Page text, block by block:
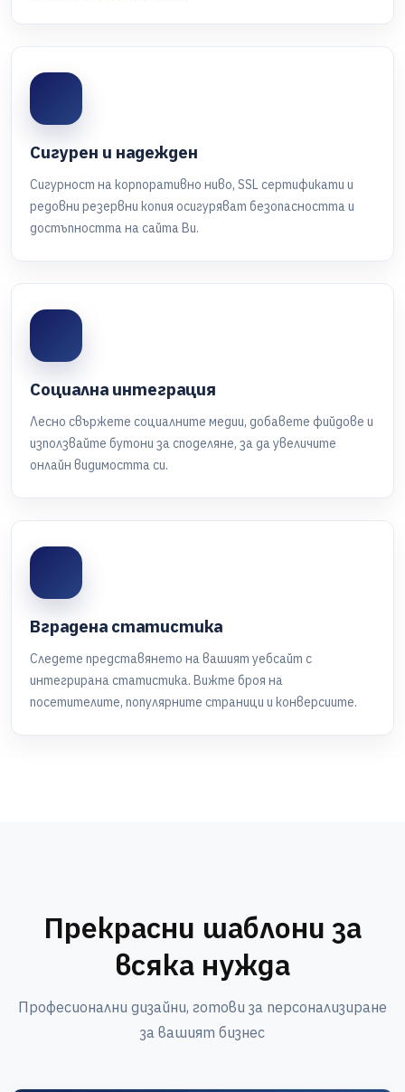
Сигурен и надежден
Сигурност на корпоративно ниво, SSL сертификати и
редовни резервни копия осигуряват безопасността и
достъпността на сайта Ви.
Социална интеграция
Лесно свържете социалните медии, добавете фийдове и
използвайте бутони за споделяне, за да увеличите
онлайн видимостта си.
Вградена статистика
Следете представянето на вашият уебсайт с
интегрирана статистика. Вижте броя на
посетителите, популярните страници и конверсиите.
Прекрасни шаблони за
всяка нужда
Професионални дизайни, готови за персонализиране
за вашият бизнес